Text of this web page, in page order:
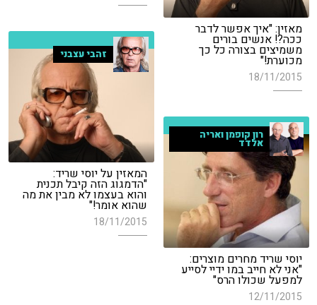
מאזין: "איך אפשר לדבר
ככה?! אנשים בורים
משמיצים בצורה כל כך
מכוערת!"
18/11/2015
זהבי עצבני
המאזין על יוסי שריד:
"הדמגוג הזה קיבל תכנית
והוא בעצמו לא מבין את מה
שהוא אומר!"
18/11/2015
רון קופמן ואריה
אלדד
יוסי שריד מחרים מוצרים:
"אני לא חייב במו ידיי לסייע
למפעל שכולו הרס"
12/11/2015